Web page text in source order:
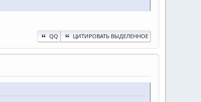
QQ ЦИТИРОВАТЬ ВЫДЕЛЕННОЕ